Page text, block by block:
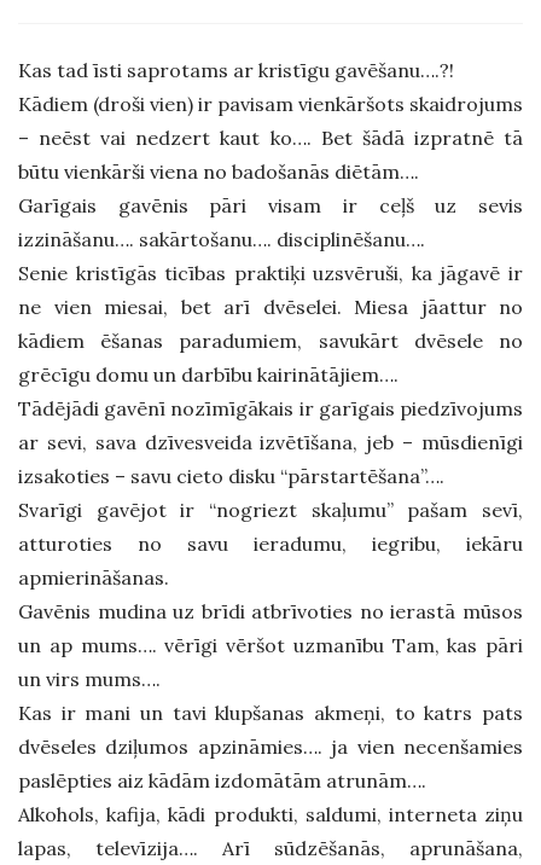
Kas tad īsti saprotams ar kristīgu gavēšanu….?!
Kādiem (droši vien) ir pavisam vienkāršots skaidrojums
– neēst vai nedzert kaut ko…. Bet šādā izpratnē tā
būtu vienkārši viena no badošanās diētām….
Garīgais gavēnis pāri visam ir ceļš uz sevis
izzināšanu…. sakārtošanu…. disciplinēšanu….
Senie kristīgās ticības praktiķi uzsvēruši, ka jāgavē ir
ne vien miesai, bet arī dvēselei. Miesa jāattur no
kādiem ēšanas paradumiem, savukārt dvēsele no
grēcīgu domu un darbību kairinātājiem….
Tādējādi gavēnī nozīmīgākais ir garīgais piedzīvojums
ar sevi, sava dzīvesveida izvētīšana, jeb – mūsdienīgi
izsakoties – savu cieto disku “pārstartēšana”….
Svarīgi gavējot ir “nogriezt skaļumu” pašam sevī,
atturoties no savu ieradumu, iegribu, iekāru
apmierināšanas.
Gavēnis mudina uz brīdi atbrīvoties no ierastā mūsos
un ap mums…. vērīgi vēršot uzmanību Tam, kas pāri
un virs mums….
Kas ir mani un tavi klupšanas akmeņi, to katrs pats
dvēseles dziļumos apzināmies…. ja vien necenšamies
paslēpties aiz kādām izdomātām atrunām….
Alkohols, kafija, kādi produkti, saldumi, interneta ziņu
lapas, televīzija…. Arī sūdzēšanās, aprunāšana,